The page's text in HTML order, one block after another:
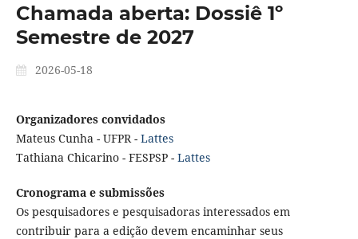
Chamada aberta: Dossiê 1º
Semestre de 2027
2026-05-18
Organizadores convidados
Mateus Cunha - UFPR - Lattes
Tathiana Chicarino - FESPSP - Lattes
Cronograma e submissões
Os pesquisadores e pesquisadoras interessados em
contribuir para a edição devem encaminhar seus